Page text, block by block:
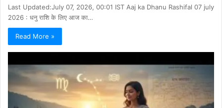
Last Updated:July 07, 2026, 00:01 IST Aaj ka Dhanu Rashifal 07 july
2026 : धनु राशि के लिए आज का…
Read More »